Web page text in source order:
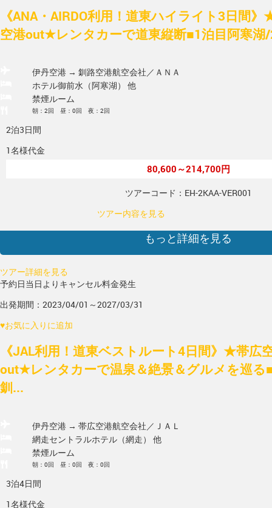
《ANA・AIRDO利用！道東ハイライト3日間
空港out★レンタカーで道東縦断■1泊目阿寒湖
伊丹空港 → 釧路空港航空会社／ＡＮＡ
ホテル御前水（阿寒湖） 他
禁煙ルーム
朝：2回 昼：0回 夜：2回
2泊3日間
1名様代金
80,600～214,700円
ツアーコード：EH-2KAA-VER001
ツアー内容を見る
もっと詳細を見る
ツアー詳細を見る
予約日当日よりキャンセル料金発生
出発期間：2023/04/01～2027/03/31
♥お気に入りに追加
《JAL利用！道東ベストルート4日間》★帯広
out★レンタカーで温泉＆絶景＆グルメを巡る
釧...
伊丹空港 → 帯広空港航空会社／ＪＡＬ
網走セントラルホテル（網走） 他
禁煙ルーム
朝：0回 昼：0回 夜：0回
3泊4日間
1名様代金